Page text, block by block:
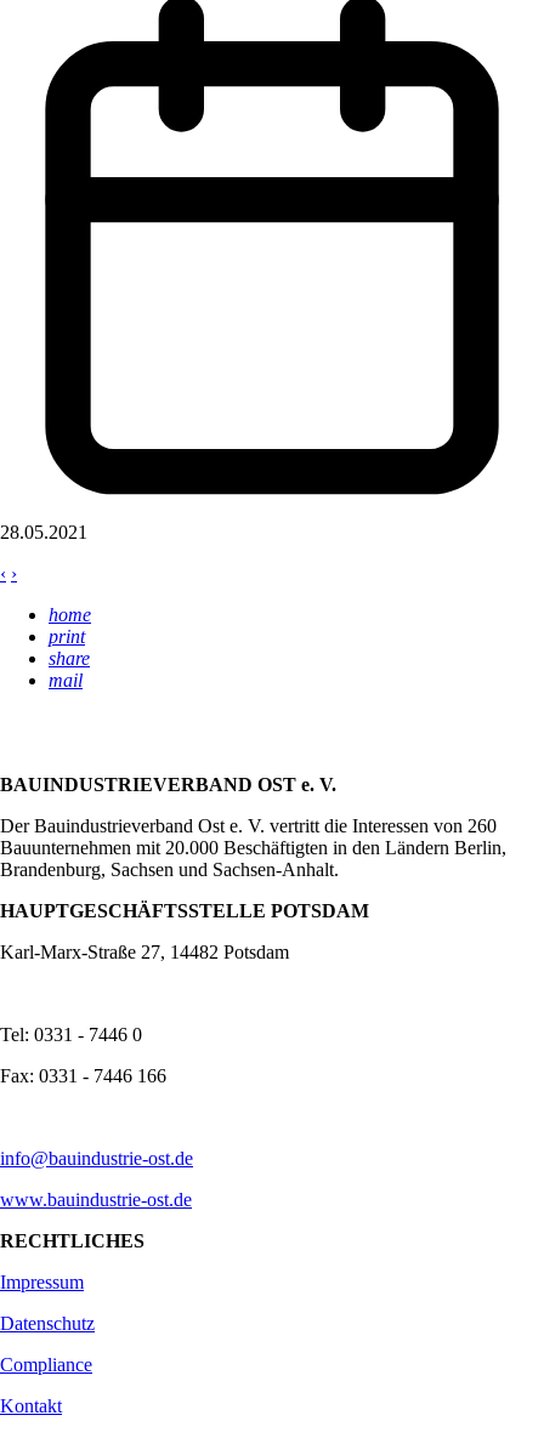
28.05.2021
‹ ›
home
print
share
mail
BAUINDUSTRIEVERBAND OST e. V.
Der Bauindustrieverband Ost e. V. vertritt die Interessen von 260
Bauunternehmen mit 20.000 Beschäftigten in den Ländern Berlin,
Brandenburg, Sachsen und Sachsen-Anhalt.
HAUPTGESCHÄFTSSTELLE POTSDAM
Karl-Marx-Straße 27, 14482 Potsdam
Tel: 0331 - 7446 0
Fax: 0331 - 7446 166
info@bauindustrie-ost.de
www.bauindustrie-ost.de
RECHTLICHES
Impressum
Datenschutz
Compliance
Kontakt